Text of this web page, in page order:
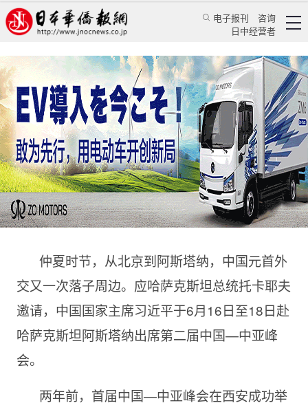
电子报刊
咨询
日中经营者
从长安携手到草原新篇，中国元首外交再度落子
中亚
郭金超 黄钰钦 特辑 学习天地
中国新闻网 2025/6/17 11:38:39
仲夏时节，从北京到阿斯塔纳，中国元首外
交又一次落子周边。应哈萨克斯坦总统托卡耶夫
邀请，中国国家主席习近平于6月16日至18日赴
哈萨克斯坦阿斯塔纳出席第二届中国—中亚峰
会。
两年前，首届中国—中亚峰会在西安成功举